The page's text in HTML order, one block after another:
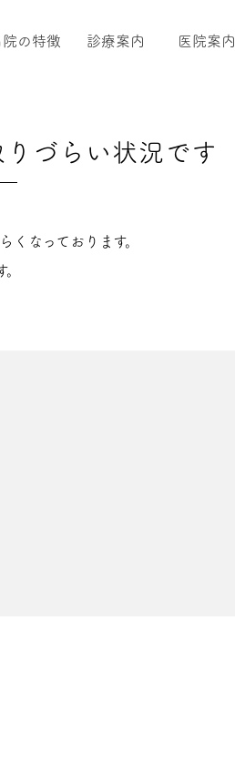
院の特徴 診療案内 医院案内
づらい状況です
なっております。